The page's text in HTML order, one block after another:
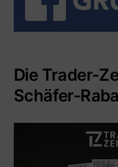
Die Trader-
Schäfer-